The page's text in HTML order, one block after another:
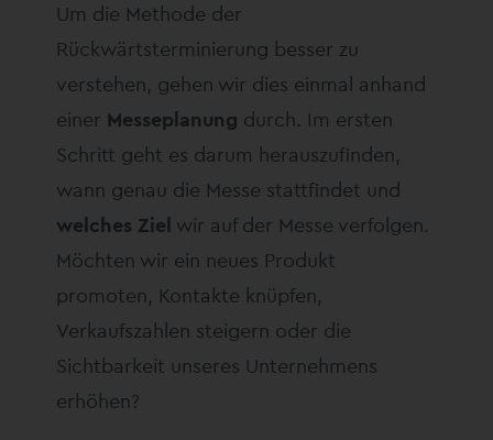
Um die Methode der
Rückwärtsterminierung besser zu
verstehen, gehen wir dies einmal anhand
einer Messeplanung durch. Im ersten
Schritt geht es darum herauszufinden,
wann genau die Messe stattfindet und
welches Ziel wir auf der Messe verfolgen.
Möchten wir ein neues Produkt
promoten, Kontakte knüpfen,
Verkaufszahlen steigern oder die
Sichtbarkeit unseres Unternehmens
erhöhen?